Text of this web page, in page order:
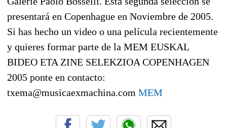
presentará en Copenhague en Noviembre de 2005.
Si has hecho un video o una película recientemente
y quieres formar parte de la MEM EUSKAL
BIDEO ETA ZINE SELEKZIOA COPENHAGEN
2005 ponte en contacto:
txema@musicaexmachina.com MEM